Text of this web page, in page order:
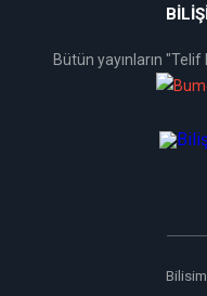
Bütün yayınların "Telif